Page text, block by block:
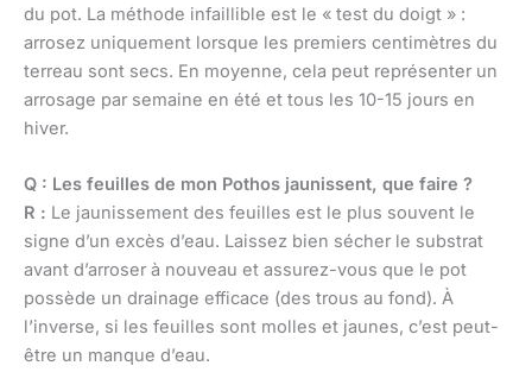
du pot. La méthode infaillible est le « test du doigt » :
arrosez uniquement lorsque les premiers centimètres du
terreau sont secs. En moyenne, cela peut représenter un
arrosage par semaine en été et tous les 10-15 jours en
hiver.
Q : Les feuilles de mon Pothos jaunissent, que faire ?
R : Le jaunissement des feuilles est le plus souvent le
signe d’un excès d’eau. Laissez bien sécher le substrat
avant d’arroser à nouveau et assurez-vous que le pot
possède un drainage efficace (des trous au fond). À
l’inverse, si les feuilles sont molles et jaunes, c’est peut-
être un manque d’eau.